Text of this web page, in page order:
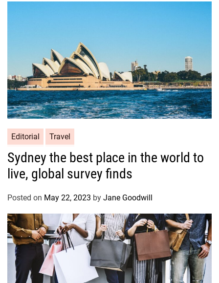
Editorial Travel
Sydney the best place in the world to
live, global survey finds
Posted on May 22, 2023 by Jane Goodwill